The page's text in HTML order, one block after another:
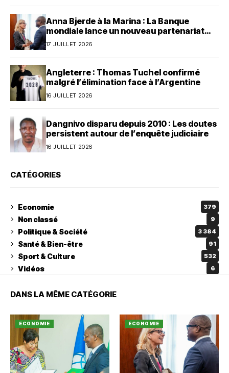
Anna Bjerde à la Marina : La Banque
mondiale lance un nouveau partenariat
avec le Bénin
17 JUILLET 2026
Angleterre : Thomas Tuchel confirmé
malgré l’élimination face à l’Argentine
16 JUILLET 2026
Dangnivo disparu depuis 2010 : Les doutes
persistent autour de l’enquête judiciaire
16 JUILLET 2026
CATÉGORIES
Economie 379
Non classé 9
Politique & Société 3 384
Santé & Bien-être 91
Sport & Culture 532
Vidéos 6
DANS LA MÊME CATÉGORIE
ECONOMIE ECONOMIE